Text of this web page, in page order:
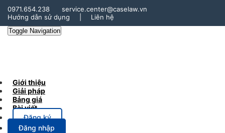
0971.654.238
service.center@caselaw.vn
Hướng dẫn sử dụng
Liên hệ
Toggle Navigation
Giới thiệu
Giải pháp
Bảng giá
Bài viết
Đăng ký
Đăng nhập